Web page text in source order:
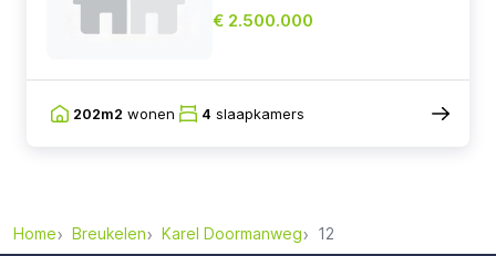
€ 2.500.000
202m2 wonen 4 slaapkamers
Home Breukelen Karel Doormanweg 12